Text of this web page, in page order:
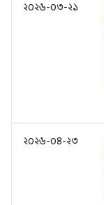
২০২৬-০৩-২১
২০২৬-০৪-২৩